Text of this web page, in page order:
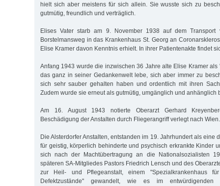
hielt sich aber meistens für sich allein. Sie wusste sich zu
gutmütig, freundlich und verträglich.
Elises Vater starb am 9. November 1938 auf dem
Borstelmansweg in das Krankenhaus St. Georg an
Elise Kramer davon Kenntnis erhielt. In ihrer Patientenakte findet
Anfang 1943 wurde die inzwischen 36 Jahre alte Elise Kramer als
das ganz in seiner Gedankenwelt lebe, sich aber immer zu
sich sehr sauber gehalten haben und ordentlich mit ihren
Zudem wurde sie erneut als gutmütig, umgänglich und anhänglich
Am 16. August 1943 notierte Oberarzt Gerhard
Beschädigung der Anstalten durch Fliegerangriff verlegt nach
Die Alsterdorfer Anstalten, entstanden im 19. Jahrhundert als eine
für geistig, körperlich behinderte und psychisch erkrankte Kinder
sich nach der Machtübertragung an die Nationalsozialisten
späteren SA-Mitgliedes Pastors Friedrich Lensch und des
zur Heil- und Pflegeanstalt, einem "Spezialkrankenhaus
Defektzustände" gewandelt, wie es im entwürdigenden